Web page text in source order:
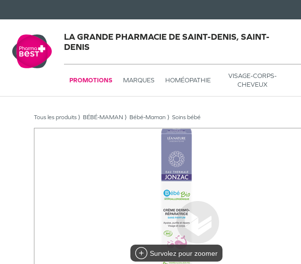
LA GRANDE PHARMACIE DE SAINT-DENIS, SAINT-
DENIS
PROMOTIONS MARQUES HOMÉOPATHIE
VISAGE-CORPS-
CHEVEUX
Tous les produits BÉBÉ-MAMAN Bébé-Maman Soins bébé
Survolez pour zoomer